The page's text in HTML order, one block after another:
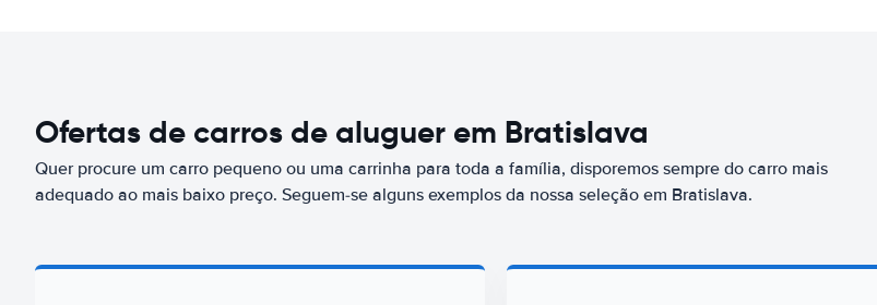
Ofertas de carros de aluguer em Bratislava
Quer procure um carro pequeno ou uma carrinha para toda a família, disporemos sempre do carro mais
adequado ao mais baixo preço. Seguem-se alguns exemplos da nossa seleção em Bratislava.